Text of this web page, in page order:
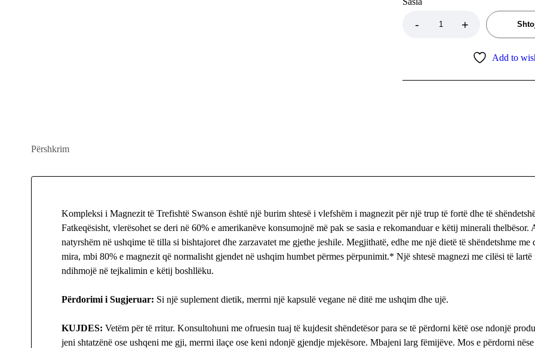
Add to
Përshkrim
Kompleksi i Magnezit të Trefishtë Swanson është një burim shtesë i vlefshëm i magnezit për një trup të fortë dhe të
Fatkeqësisht, vlerësohet se deri në 60% e amerikanëve konsumojnë më pak se sasia e rekomanduar e këtij minerali thelbësor.
natyrshëm në ushqime të tilla si bishtajoret dhe zarzavatet me gjethe jeshile. Megjithatë, edhe me një dietë të shëndetshme me
mira, mbi 80% e magnezit që normalisht gjendet në ushqim humbet përmes përpunimit.* Një shtesë magnezi me cilësi të lartë
ndihmojë në tejkalimin e këtij boshllëku.
Përdorimi i Sugjeruar: Si një suplement dietik, merrni një kapsulë vegane në ditë me ushqim dhe ujë.
KUJDES: Vetëm për të rritur. Konsultohuni me ofruesin tuaj të kujdesit shëndetësor para se të përdorni këtë ose ndonjë
jeni shtatzënë ose ushqeni me gji, merrni ilaçe ose keni ndonjë gjendje mjekësore. Mbajeni larg fëmijëve. Mos e përdorni